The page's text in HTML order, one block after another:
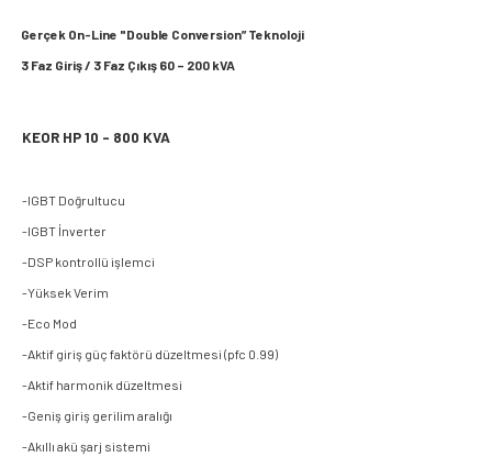
Gerçek On-Line "Double Conversion” Teknoloji
3 Faz Giriş / 3 Faz Çıkış 60 – 200 kVA
KEOR HP 10 - 800 KVA
-IGBT Doğrultucu
-IGBT İnverter
-DSP kontrollü işlemci
-Yüksek Verim
-Eco Mod
-Aktif giriş güç faktörü düzeltmesi (pfc 0.99)
-Aktif harmonik düzeltmesi
-Geniş giriş gerilim aralığı
-Akıllı akü şarj sistemi